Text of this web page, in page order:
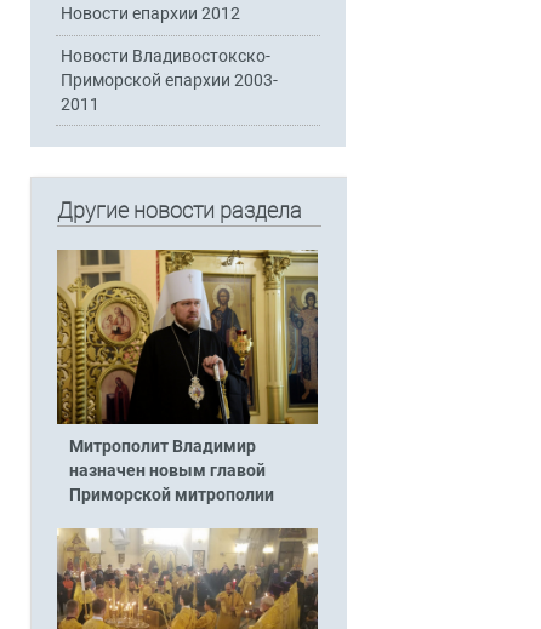
Новости епархии 2012
Новости Владивостокско-
Приморской епархии 2003-
2011
Другие новости раздела
Митрополит Владимир
назначен новым главой
Приморской митрополии